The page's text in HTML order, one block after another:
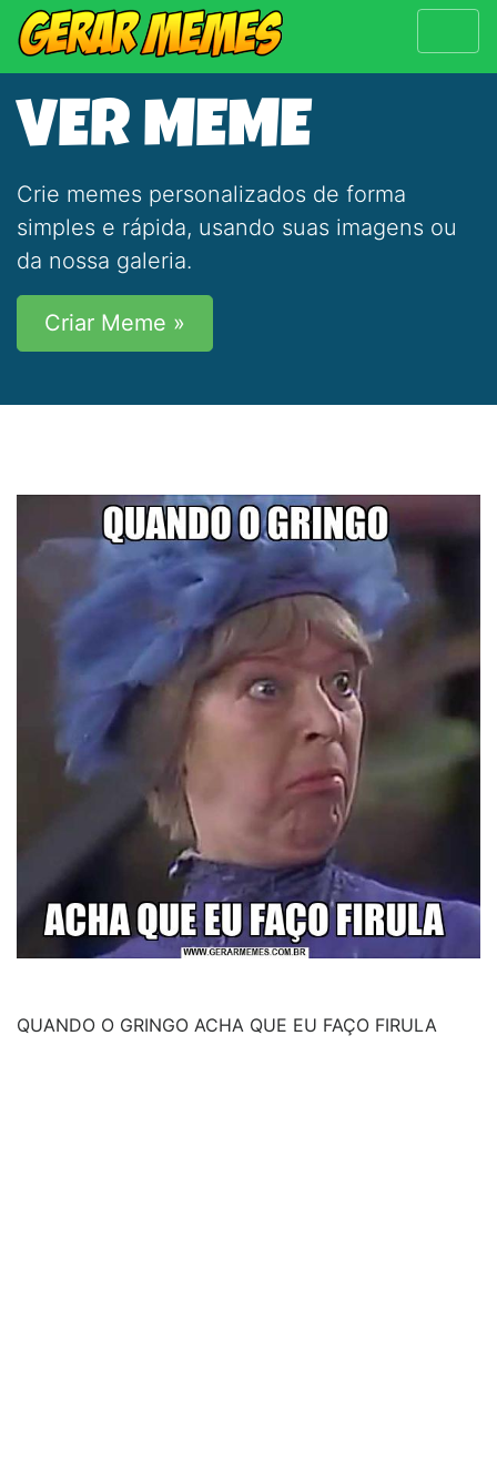
VER MEME
Crie memes personalizados de forma
simples e rápida, usando suas imagens ou
da nossa galeria.
Criar Meme »
QUANDO O GRINGO ACHA QUE EU FAÇO FIRULA